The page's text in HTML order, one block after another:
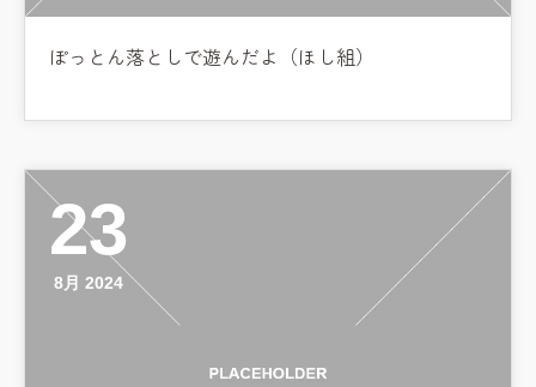
ぽっとん落としで遊んだよ（ほし組）
23
8月 2024
今日の幼稚園
園児募集要項
教職員募集
園のこと
園舎案内
安⼼・安全対策